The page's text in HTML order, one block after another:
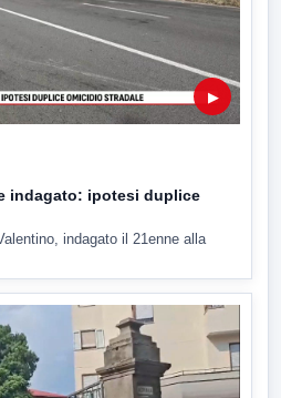
▶
indagato: ipotesi duplice
indagato il 21enne alla